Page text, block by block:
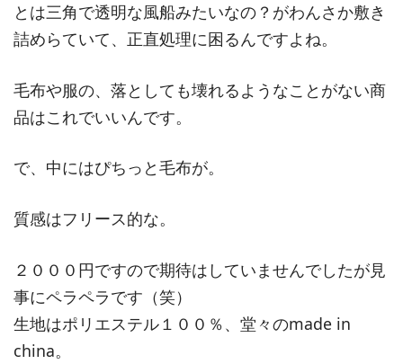
とは三角で透明な風船みたいなの？がわんさか敷き
詰めらていて、正直処理に困るんですよね。
毛布や服の、落としても壊れるようなことがない商
品はこれでいいんです。
で、中にはぴちっと毛布が。
質感はフリース的な。
２０００円ですので期待はしていませんでしたが見
事にペラペラです（笑）
生地はポリエステル１００％、堂々のmade in
china。